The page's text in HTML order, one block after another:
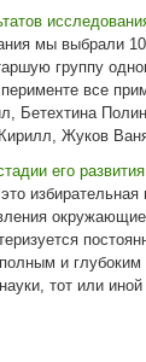
мы выбрали 10
группу
все
Бетехтина
Жуков
его развития
избирательная
окружающие
и глубоким
тот или иной